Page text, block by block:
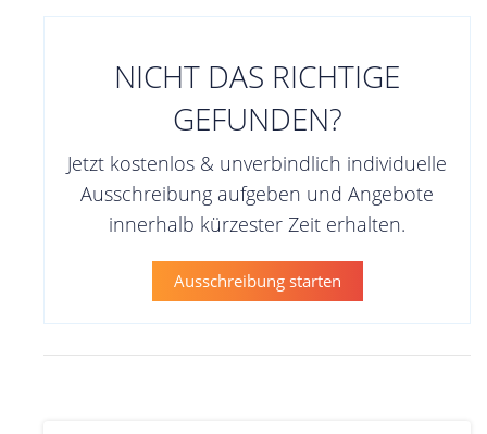
NICHT DAS RICHTIGE
GEFUNDEN?
Jetzt kostenlos & unverbindlich individuelle
Ausschreibung aufgeben und Angebote
innerhalb kürzester Zeit erhalten.
Ausschreibung starten